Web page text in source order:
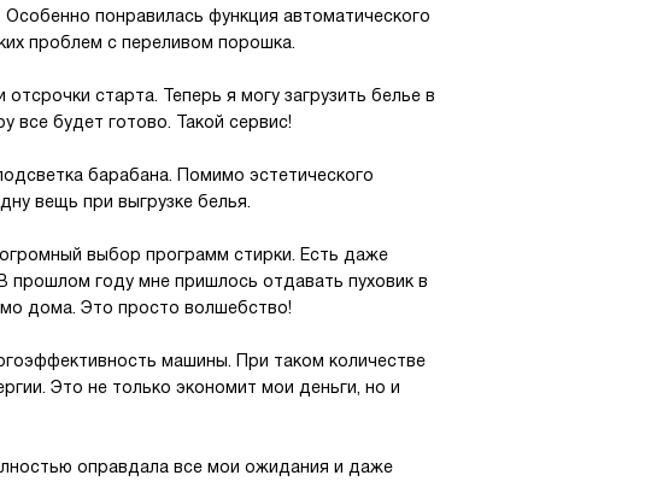
понравилась функция автоматического
проблем с переливом порошка.
старта. Теперь я могу загрузить белье в
все будет готово. Такой сервис!
барабана. Помимо эстетического
вещь при выгрузке белья.
выбор программ стирки. Есть даже
прошлом году мне пришлось отдавать пуховик в
дома. Это просто волшебство!
машины. При таком количестве
Это не только экономит мои деньги, но и
оправдала все мои ожидания и даже